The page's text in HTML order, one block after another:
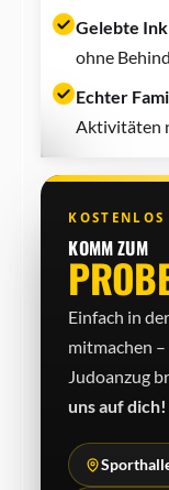
Gelebte
ohne
Echter
Aktivitäten
KOMM ZUM
Einfach in
mitmachen –
Judo­anzug
uns auf dich!